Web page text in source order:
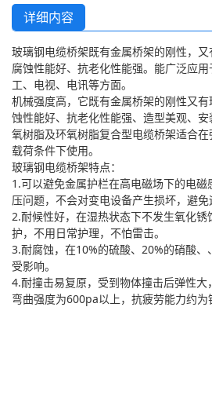
详细内容
玻璃钢电缆桥架既有金属桥架的刚性，
腐蚀性能好、抗老化性能强。能广泛应
工、电视、电讯等方面。
机械强度高，它既有金属桥架的刚性又
蚀性能好、抗老化性能强、造型美观、
氧树脂及环氧树脂复合型电缆桥架适合
载荷条件下使用。
玻璃钢电缆桥架特点：
1.可以避免金属护栏在高电磁场下的电
压问题，不会对变电设备产生损坏，避免
2.耐候性好，在湿热状态下不发生氧化
护，不用日常护理，不怕雷击。
3.耐腐蚀，在10%的硫酸、20%的硝酸
受影响。
4.耐撞击易复原，受到物体撞击后弹性大
弯曲强度为600pa以上，抗疲劳能力约为